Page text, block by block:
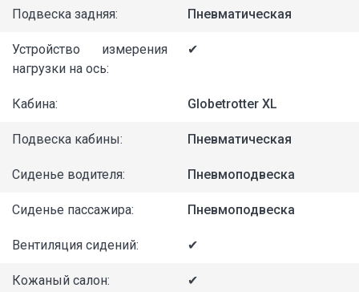
Подвеска задняя: Пневматическая
Устройство измерения
нагрузки на ось:
✔
Кабина: Globetrotter XL
Подвеска кабины: Пневматическая
Сиденье водителя: Пневмоподвеска
Сиденье пассажира: Пневмоподвеска
Вентиляция сидений: ✔
Кожаный салон: ✔